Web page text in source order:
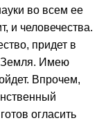
во всем ее
и человечества.
придет в
Земля. Имею
Впрочем,
огласить